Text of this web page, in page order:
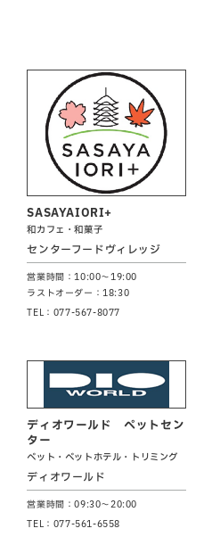
SASAYAIORI+
和カフェ・和菓子
センターフードヴィレッジ
営業時間：10:00～19:00
ラストオーダー：18:30
TEL：077-567-8077
ディオワールド ペットセン
ター
ペット・ペットホテル・トリミング
ディオワールド
営業時間：09:30～20:00
TEL：077-561-6558